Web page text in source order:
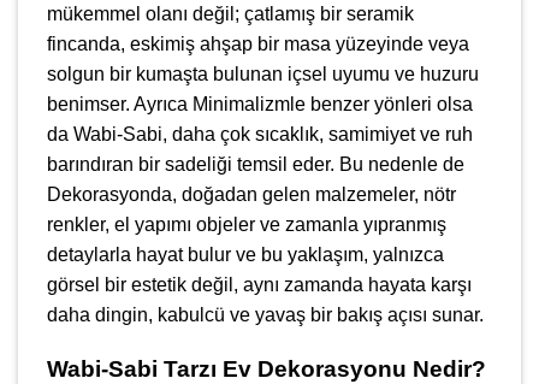
mükemmel olanı değil; çatlamış bir seramik
fincanda, eskimiş ahşap bir masa yüzeyinde veya
solgun bir kumaşta bulunan içsel uyumu ve huzuru
benimser. Ayrıca Minimalizmle benzer yönleri olsa
da Wabi-Sabi, daha çok sıcaklık, samimiyet ve ruh
barındıran bir sadeliği temsil eder. Bu nedenle de
Dekorasyonda, doğadan gelen malzemeler, nötr
renkler, el yapımı objeler ve zamanla yıpranmış
detaylarla hayat bulur ve bu yaklaşım, yalnızca
görsel bir estetik değil, aynı zamanda hayata karşı
daha dingin, kabulcü ve yavaş bir bakış açısı sunar.
Wabi-Sabi Tarzı Ev Dekorasyonu Nedir?